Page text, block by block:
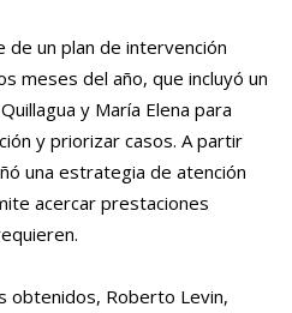
un plan de intervención
meses del año, que incluyó un
y María Elena para
y priorizar casos. A partir
una estrategia de atención
acercar prestaciones
obtenidos, Roberto Levin,